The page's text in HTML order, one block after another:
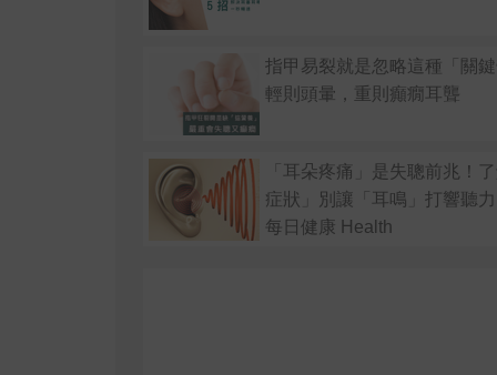
指甲易裂就是忽略這種「關
輕則頭暈，重則癲癇耳聾
「耳朵疼痛」是失聰前兆！
症狀」別讓「耳鳴」打響聽
每日健康 Health